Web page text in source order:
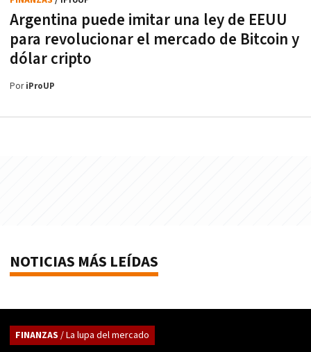
Argentina puede imitar una ley de EEUU
para revolucionar el mercado de Bitcoin y
dólar cripto
PoriProUP
NOTICIAS MÁS LEÍDAS
FINANZAS / La lupa del mercado